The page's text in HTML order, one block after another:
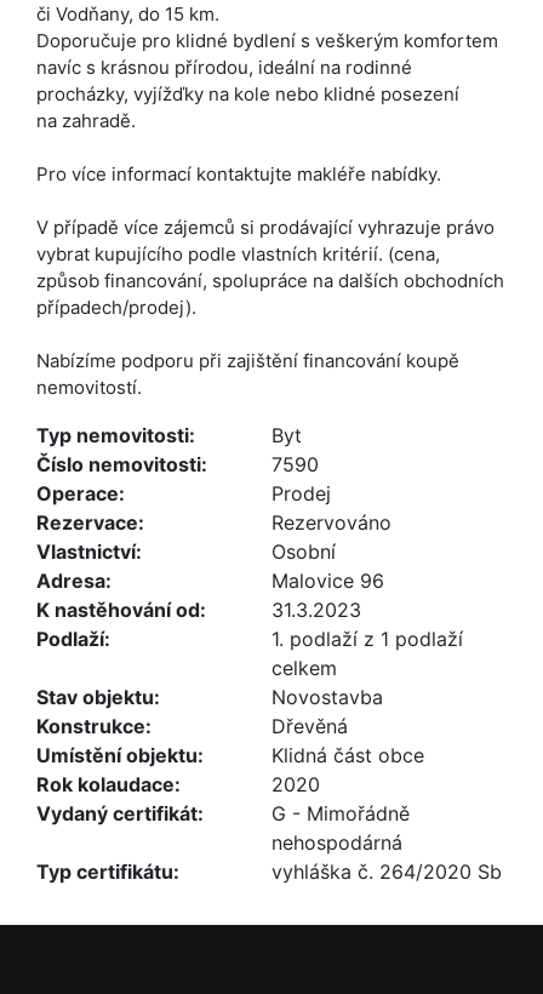
či Vodňany, do 15 km.
Doporučuje pro klidné bydlení s veškerým komfortem
navíc s krásnou přírodou, ideální na rodinné
procházky, vyjížďky na kole nebo klidné posezení
na zahradě.
Pro více informací kontaktujte makléře nabídky.
V případě více zájemců si prodávající vyhrazuje právo
vybrat kupujícího podle vlastních kritérií. (cena,
způsob financování, spolupráce na dalších obchodních
případech/prodej).
Nabízíme podporu při zajištění financování koupě
nemovitostí.
Typ nemovitosti:
Byt
Číslo nemovitosti:
7590
Operace:
Prodej
Rezervace:
Rezervováno
Vlastnictví:
Osobní
Adresa:
Malovice 96
K nastěhování od:
31.3.2023
Podlaží:
1. podlaží z 1 podlaží
celkem
Stav objektu:
Novostavba
Konstrukce:
Dřevěná
Umístění objektu:
Klidná část obce
Rok kolaudace:
2020
Vydaný certifikát:
G - Mimořádně
nehospodárná
Typ certifikátu:
vyhláška č. 264/2020 Sb